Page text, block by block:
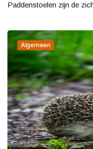
Paddenstoelen zijn de
Algemeen